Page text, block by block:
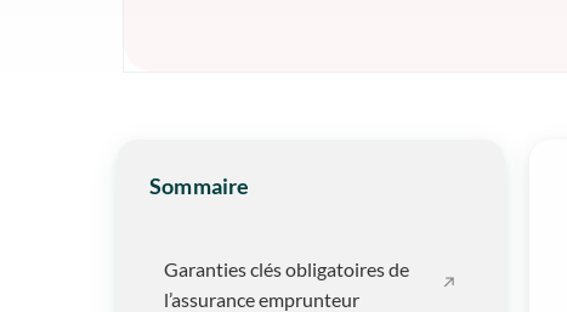
Sommaire
Garanties clés obligatoires de
l’assurance emprunteur